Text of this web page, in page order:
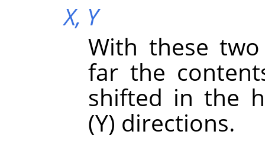
X, Y
With these
far the
shifted in the
(Y) directions.